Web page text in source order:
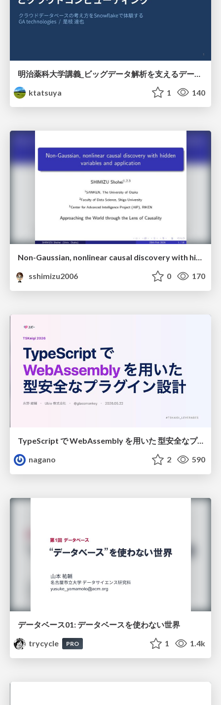
ktatsuya
1 140
Non-Gaussian, nonlinear causal discovery with hidden variables and application
sshimizu2006
0 170
TypeScript で WebAssembly を用いた 型安全なプラグイン設計
nagano
2 590
データベース01: データベースを使わない世界
trycycle
PRO 1 1.4k